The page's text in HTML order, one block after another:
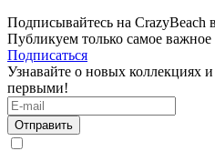
Подписывайтесь на CrazyBeach
Публикуем только самое важное
Подписаться
Узнавайте о новых коллекциях
первыми!
Отправить